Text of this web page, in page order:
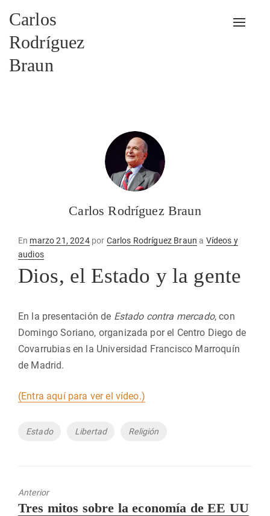
Carlos
Rodríguez
Braun
Carlos Rodríguez Braun
En Publicado
en
marzo 21, 2024por Carlos Rodríguez Braun a Vídeos y
audios
Dios, el Estado y la gente
En la presentación de Estado contra mercado, con
Domingo Soriano, organizada por el Centro Diego de
Covarrubias en la Universidad Francisco Marroquín
de Madrid.
(Entra aquí para ver el vídeo.)
Etiquetas
Estado Libertad Religión
Anterior
Entrada
Tres mitos sobre la economía de EE UU